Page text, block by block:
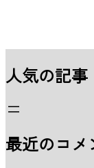
人気の記事
最近のコメ